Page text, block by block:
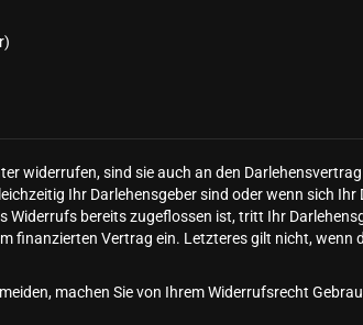
widerrufen, sind sie auch an den
Ihr Darlehensgeber sind oder wenn sich
Widerrufs bereits zugeflossen ist, tritt Ihr
finanzierten Vertrag ein. Letzteres gilt nicht,
machen Sie von Ihrem Widerrufsrecht